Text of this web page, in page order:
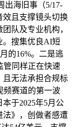
出海旧事（5/17-
效且支撑镜头切换
队及专业机构，
。搜集优良AI短
的16%。二是逃
管同样正在快速
且无法承担合规标
频赛道的第一波
于2025年5月公
》，创做者感遭